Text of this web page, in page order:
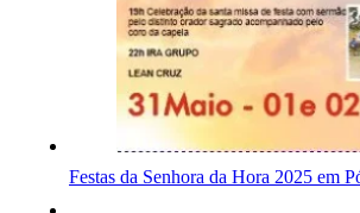
Festas da Senhora da Hora 2025 em